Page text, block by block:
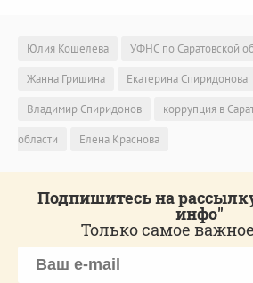
Юлия Кошелева
УФНС по Саратовской
Жанна Гришина
Екатерина Спиридонова
Владимир Спиридонов
коррупция в
области
Елена Краснова
Подпишитесь на
инфо"
Только самое